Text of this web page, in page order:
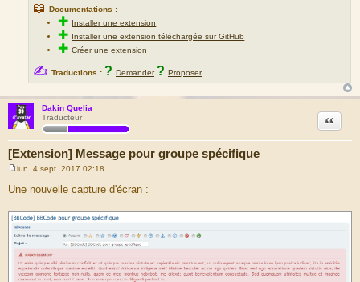
📖 Documentations :
✚ Installer une extension
✚ Installer une extension téléchargée sur GitHub
✚Créer une extension
✍ Traductions : ? Demander ? Proposer
Dakin Quelia
Traducteur
[Extension] Message pour groupe spécifique
Citation
s
a
g
e
lun. 4 sept. 2017 02:18
Une nouvelle capture d'écran :